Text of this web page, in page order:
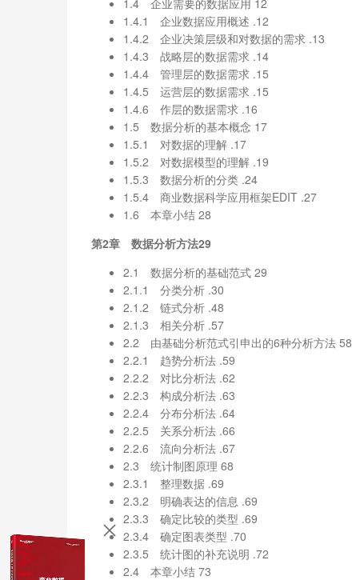
1.4.1 企业数据应用概述 .12
1.4.2 企业决策层级和对数据的需求 .13
1.4.3 战略层的数据需求 .14
1.4.4 管理层的数据需求 .15
1.4.5 运营层的数据需求 .15
1.4.6 作层的数据需求 .16
1.5 数据分析的基本概念 17
1.5.1 对数据的理解 .17
1.5.2 对数据模型的理解 .19
1.5.3 数据分析的分类 .24
1.5.4 商业数据科学应用框架EDIT .27
1.6 本章小结 28
第2章 数据分析方法29
2.1 数据分析的基础范式 29
2.1.1 分类分析 .30
2.1.2 链式分析 .48
2.1.3 相关分析 .57
2.2 由基础分析范式引申出的6种分析方法 58
2.2.1 趋势分析法 .59
2.2.2 对比分析法 .62
2.2.3 构成分析法 .63
2.2.4 分布分析法 .64
2.2.5 关系分析法 .66
2.2.6 流向分析法 .67
2.3 统计制图原理 68
2.3.1 整理数据 .69
2.3.2 明确表达的信息 .69
2.3.3 确定比较的类型 .69
2.3.4 确定图表类型 .70
2.3.5 统计图的补充说明 .72
2.4 本章小结 73